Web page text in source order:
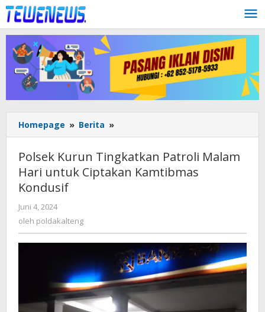
Lewati
ke
konten
Homepage » Berita »
Kurun
Patroli
Malam
Kondusif
Polsek Kurun Tingkatkan Patroli Malam
Hari untuk Ciptakan Kamtibmas
Kondusif
Juni 4, 2024
poldakalteng
oleh poldakalteng